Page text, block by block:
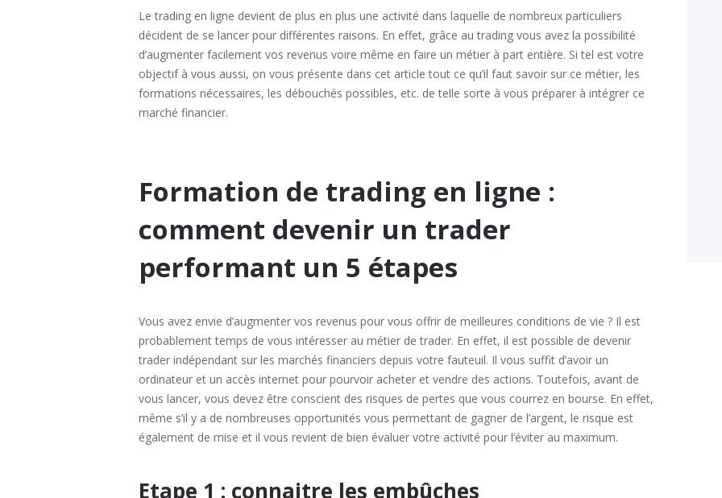
Le trading en ligne devient de plus en plus une activité dans laquelle de nombreux particuliers
décident de se lancer pour différentes raisons. En effet, grâce au trading vous avez la possibilité
d’augmenter facilement vos revenus voire même en faire un métier à part entière. Si tel est votre
objectif à vous aussi, on vous présente dans cet article tout ce qu’il faut savoir sur ce métier, les
formations nécessaires, les débouchés possibles, etc. de telle sorte à vous préparer à intégrer ce
marché financier.
Formation de trading en ligne :
comment devenir un trader
performant un 5 étapes
Vous avez envie d’augmenter vos revenus pour vous offrir de meilleures conditions de vie ? Il est
probablement temps de vous intéresser au métier de trader. En effet, il est possible de devenir
trader indépendant sur les marchés financiers depuis votre fauteuil. Il vous suffit d’avoir un
ordinateur et un accès internet pour pourvoir acheter et vendre des actions. Toutefois, avant de
vous lancer, vous devez être conscient des risques de pertes que vous courrez en bourse. En effet,
même s’il y a de nombreuses opportunités vous permettant de gagner de l’argent, le risque est
également de mise et il vous revient de bien évaluer votre activité pour l’éviter au maximum.
Etape 1 : connaitre les embûches